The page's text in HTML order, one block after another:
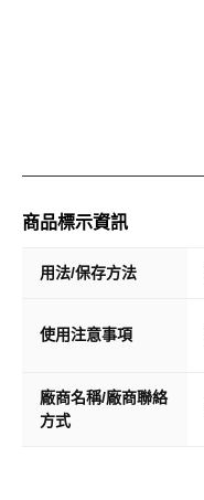
商品標示資訊
用法/保存方法
使用注意事項
廠商名稱/廠商聯絡
方式